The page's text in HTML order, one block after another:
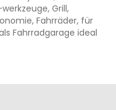
Grill,
Fahrräder, für
Fahrradgarage ideal